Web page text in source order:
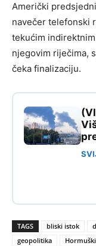
Američki
navečer telefonski
tekućim
njegovim riječima,
čeka finalizaciju.
TAGS bliski istok
geopolitika